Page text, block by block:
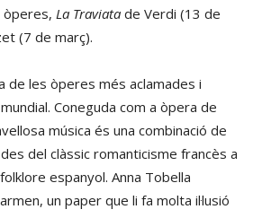
òperes, La Traviata de Verdi (13 de
(7 de març).
de les òperes més aclamades i
Coneguda com a òpera de
música és una combinació de
del clàssic romanticisme francès a
espanyol. Anna Tobella
un paper que li fa molta il·lusió